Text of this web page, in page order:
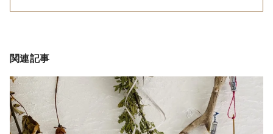
関連記事